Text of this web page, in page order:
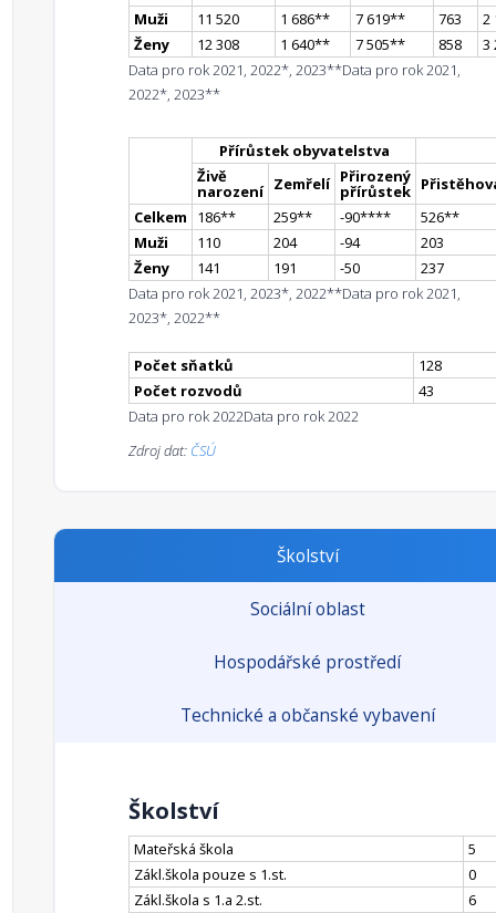
Muži
11 520 1 686** 7 619** 763
2
Ženy
12 308 1 640** 7 505** 858
3
Data pro rok 2021, 2022*, 2023**Data pro rok 2021,
2022*, 2023**
Přírůstek obyvatelstva
Živě
narození Zemřelí Přirozený
přírůstek
Celkem
186** 259** -90**** 526**
Muži
110 204 -94
203
Ženy
141 191 -50
237
Data pro rok 2021, 2023*, 2022**Data pro rok 2021,
2023*, 2022**
Počet sňatků
128
Počet rozvodů
43
Data pro rok 2022Data pro rok 2022
Zdroj dat: ČSÚ
Školství
Sociální oblast
Hospodářské prostředí
Technické a občanské vybavení
Školství
Mateřská škola
5
Zákl.škola pouze s 1.st.
0
Zákl.škola s 1.a 2.st.
6